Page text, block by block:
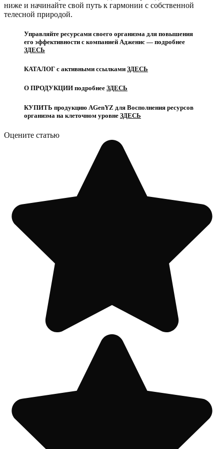
ниже и начинайте свой путь к гармонии с собственной
телесной природой.
Управляйте ресурсами своего организма для повышения
его эффективности с компанией Адженис — подробнее
ЗДЕСЬ
КАТАЛОГ с активными ссылками ЗДЕСЬ
О ПРОДУКЦИИ подробнее ЗДЕСЬ
КУПИТЬ продукцию AGenYZ для Восполнения ресурсов
организма на клеточном уровне ЗДЕСЬ
Оцените статью